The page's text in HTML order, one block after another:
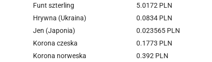
Funt szterling
5.0172 PLN
Hrywna (Ukraina)
0.0834 PLN
Jen (Japonia)
0.023565 PLN
Korona czeska
0.1773 PLN
Korona norweska
0.392 PLN